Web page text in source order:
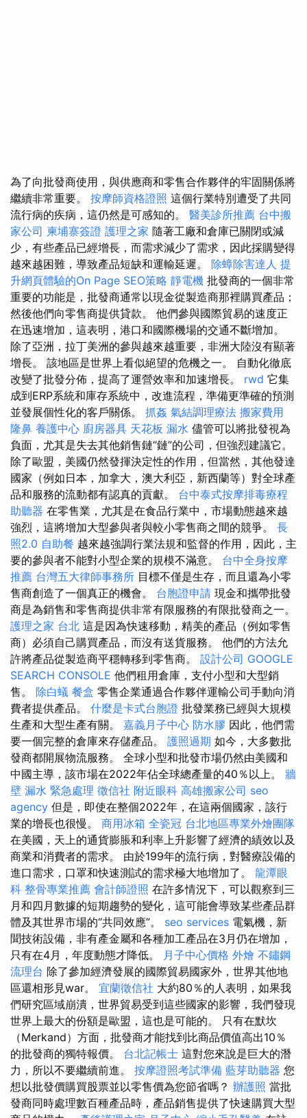
為了向批發商使用，與供應商和零售合作夥伴的牢固關係將
繼續非常重要。 按摩師資格證照 這個行業特別遭受了共同
流行病的疾病，這仍然是可感知的。 醫美診所推薦 台中搬
家公司 柬埔寨簽證 護理之家 隨著工廠和倉庫已關閉或減
少，有些產品已經增長，而需求減少了需求，因此採購變得
越來越困難，導致產品短缺和運輸延遲。 除蟑除害達人 提
升網頁體驗的On Page SEO策略 靜電機 批發商的一個非常
重要的功能是，批發商通常以現金從製造商那裡購買產品；
然後他們向零售商提供貸款。 他們參與國際貿易的速度正
在迅速增加，這表明，港口和國際機場的交通不斷增加。
除了亞洲，拉丁美洲的參與越來越重要，非洲大陸沒有顯著
增長。 該地區是世界上看似絕望的危機之一。 自動化徹底
改變了批發分佈，提高了運營效率和加速增長。 rwd 它集
成到ERP系統和庫存系統中，改進流程，準備更準確的預測
並發展個性化的客戶關係。 抓姦 氣結調理療法 搬家費用
隆鼻 養護中心 廚房器具 天花板 漏水 儘管可以將批發視為
負面，尤其是失去其他銷售鏈“鏈”的公司，但強烈建議它。
除了歐盟，美國仍然發揮決定性的作用，但當然，其他發達
國家（例如日本，加拿大，澳大利亞，新西蘭等）對全球產
品和服務的流動都有認真的貢獻。 台中泰式按摩排毒療程
助聽器 在零售業，尤其是在食品行業中，市場動態越來越
強烈，這將增加大型參與者與較小零售商之間的競爭。 長
照2.0 自助餐 越來越強調行業法規和監督的作用，因此，主
要的參與者不能對小型企業的規模不滿意。 台中全身按摩
推薦 台灣五大律師事務所 目標不僅是生存，而且還為小零
售商創造了一個真正的機會。 台胞證申請 現金和攜帶批發
商是為銷售和零售商提供非常有限服務的有限批發商之一。
護理之家 台北 這是因為快速移動，精美的產品（例如零售
商）必須自己購買產品，而沒有送貨服務。 他們的方法允
許將產品從製造商平穩轉移到零售商。 設計公司 GOOGLE
SEARCH CONSOLE 他們租用倉庫，支付小型和大型銷
售。 除白蟻 餐盒 零售企業通過合作夥伴運輸公司手動向消
費者提供產品。 什麼是卡式台胞證 批發業務已經與大規模
生產和大型生產有關。 嘉義月子中心 防水膠 因此，他們需
要一個完整的倉庫來存儲產品。 護照過期 如今，大多數批
發商都開展物流服務。 全球小型和批發市場仍然由美國和
中國主導，該市場在2022年佔全球總產量的40％以上。 牆
壁 漏水 緊急處理 徵信社 附近眼科 高雄搬家公司 seo
agency 但是，即使在整個2022年，在這兩個國家，該行
業的增長也很慢。 商用冰箱 全瓷冠 台北地區專業外燴團隊
在美國，天上的通貨膨脹和利率上升影響了經濟的績效以及
商業和消費者的需求。 由於199年的流行病，對醫療設備的
進口需求，口罩和快速測試的需求極大地增加了。 龍潭眼
科 整骨專業推薦 會計師證照 在許多情況下，可以觀察到三
月和四月數據的短期趨勢的變化，這可能會導致某些產品群
體及其世界市場的“共同效應”。 seo services 電氣機，新
聞技術設備，非有產金屬和各種加工產品在3月仍在增加，
只有在4月，年度動態才降低。 月子中心價格 外燴 不鏽鋼
流理台 除了參加經濟發展的國際貿易國家外，世界其他地
區還相形見war。 宜蘭徵信社 大約80％的人表明，如果我
們研究區域崩潰，世界貿易受到這些國家的影響，我們發現
世界上最大的份額是歐盟，這也是可能的。 只有在默坎
（Merkand）方面，批發商才能找到比商品價值高出10％
的批發商的獨特報價。 台北記帳士 這對您來說是巨大的潛
力，所以不要繼續前進。 按摩證照考試準備 藍芽助聽器 您
想以批發價購買股票並以零售價為您節省嗎？ 辦護照 當批
發商同時處理數百種產品時，產品銷售提供了快速購買大型